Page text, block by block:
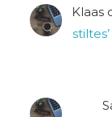
Klaas